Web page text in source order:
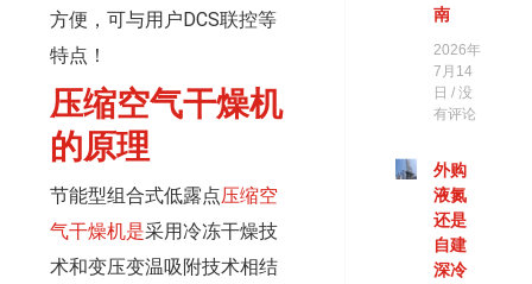
方便，可与用户DCS联控等
特点！
压缩空气干燥机
的原理
节能型组合式低露点压缩空
气干燥机是采用冷冻干燥技
术和变压变温吸附技术相结
南
2026年
7月14
日 没
有评论
外购
液氮
还是
自建
深冷